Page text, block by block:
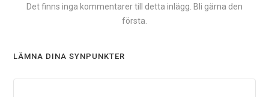
Det finns inga kommentarer till detta inlägg. Bli gärna den
första.
LÄMNA DINA SYNPUNKTER